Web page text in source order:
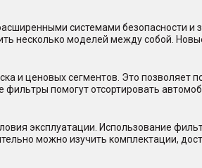
системами безопасности и
несколько моделей между собой.
и ценовых сегментов. Это позволяет
помогут отсортировать
эксплуатации. Использование
можно изучить комплектации,